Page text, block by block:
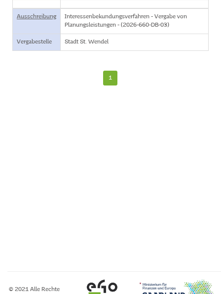
Ausschreibung
Interessenbekundungsverfahren - Vergabe von
Planungsleistungen - (2026-660-DB-03)
Vergabestelle Stadt St. Wendel
1
© 2021 Alle Rechte